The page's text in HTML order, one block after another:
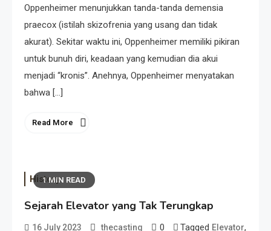
Oppenheimer menunjukkan tanda-tanda demensia
praecox (istilah skizofrenia yang usang dan tidak
akurat). Sekitar waktu ini, Oppenheimer memiliki pikiran
untuk bunuh diri, keadaan yang kemudian dia akui
menjadi “kronis”. Anehnya, Oppenheimer menyatakan
bahwa […]
Read More
1 MIN READ
History
Sejarah Elevator yang Tak Terungkap
16 July 2023 thecasting 0 Tagged Elevator,